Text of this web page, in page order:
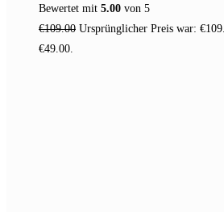
Bewertet mit 5.00 von 5
€109.00 Ursprünglicher Preis war:
€49.00.